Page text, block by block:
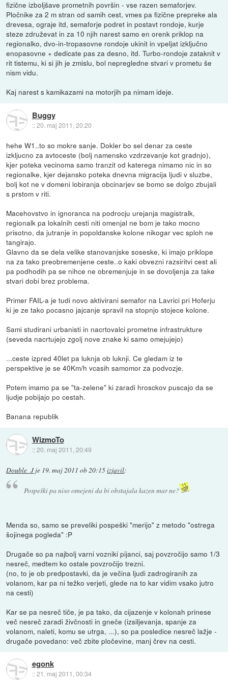
fizične izboljšave prometnih površin - vse razen semaforjev.
Pločnike za 2 m stran od samih cest, vmes pa fizične prepreke ala
drevesa, ograje itd, semaforje podret in postavt rondoje, kurje
steze združevat in za 10 njih narest samo en orenk priklop na
regionalko, dvo-in-tropasovne rondoje ukinit in vpeljat izključno
enopasovne + dedicate pas za desno, itd. Turbo-rondoje zataknit v
rit tistemu, ki si jih je zmislu, bol nepregledne stvari v prometu še
nism vidu.
Kaj narest s kamikazami na motorjih pa nimam ideje.
Buggy
::20. maj 2011, 20:20
hehe W1..to so mokre sanje. Dokler bo sel denar za ceste
izkljucno za avtoceste (bolj namensko vzdrzevanje kot gradnjo),
kjer poteka vecinoma samo tranzit od katerega nimamo nic in so
regionalke, kjer dejansko poteka dnevna migracija ljudi v sluzbe,
bolj kot ne v domeni lobiranja obcinarjev se bomo se dolgo zbujali
s prstom v riti.
Macehovstvo in ignoranca na podrocju urejanja magistralk,
regionalk pa lokalnih cesti niti omenjal ne bom je tako mocno
prisotno, da jutranje in popoldanske kolone nikogar vec sploh ne
tangirajo.
Glavno da se dela velike stanovanjske soseske, ki imajo priklope
na za tako preobremenjene ceste..o kaki obvezni razsiritvi cest ali
pa podhodih pa se nihce ne obremenjuje in se dovoljenja za take
stvari dobi brez problema.
Primer FAIL-a je tudi novo aktivirani semafor na Lavrici pri Hoferju
ki je ze tako pocasno jajcanje spravil na stopnjo stojece kolone.
Sami studirani urbanisti in nacrtovalci prometne infrastrukture
(seveda nacrtujejo zgolj nove znake ki samo omejujejo)
...ceste izpred 40let pa luknja ob luknji. Ce gledam iz te
perspektive je se 40Km/h vcasih samomor za podvozje.
Potem imamo pa se "ta-zelene" ki zaradi hrosckov puscajo da se
ljudje pobijajo po cestah.
Banana republik
WizmoTo
::20. maj 2011, 20:49
Double_Jje 19. maj 2011 ob 20:15izjavil:
Pospeški pa niso omejeni da bi obstajala kazen mar ne?
Menda so, samo se preveliki pospeški "merijo" z metodo "ostrega
šojinega pogleda" :P
Drugače so pa najbolj varni vozniki pijanci, saj povzročijo samo 1/3
nesreč, medtem ko ostale povzročijo trezni.
(no, to je ob predpostavki, da je večina ljudi zadrogiranih za
volanom, kar pa ni težko verjeti, glede na to kar vidim vsako jutro
na cesti)
Kar se pa nesreč tiče, je pa tako, da cijazenje v kolonah prinese
več nesreč zaradi živčnosti in gneče (izsiljevanja, spanje za
volanom, naleti, komu se utrga, ...), so pa posledice nesreč lažje -
drugače povedano: več zbite pločevine, manj črev na cesti.
egonk
::21. maj 2011, 00:34